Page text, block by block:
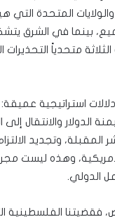
المتحدة التي
بينما في الشرق
متحدياً
استراتيجية
الدولار والانتقال
المقبلة، وتجديد
وهذه ليست
الدولي.
الفلسطينية